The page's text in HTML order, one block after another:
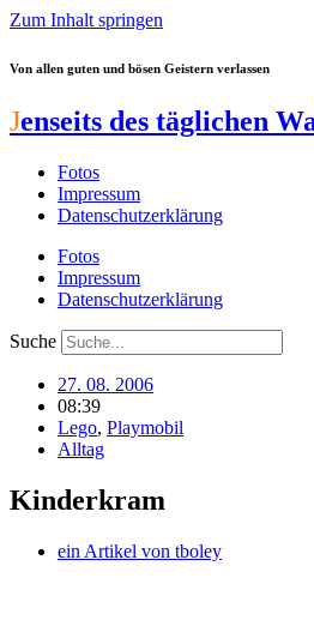
Zum Inhalt springen
Von allen guten und bösen Geistern verlassen
Jenseits des täglichen
Fotos
Impressum
Datenschutzerklärung
Fotos
Impressum
Datenschutzerklärung
Suche
27. 08. 2006
08:39
Lego, Playmobil
Alltag
Kinderkram
ein Artikel von tboley